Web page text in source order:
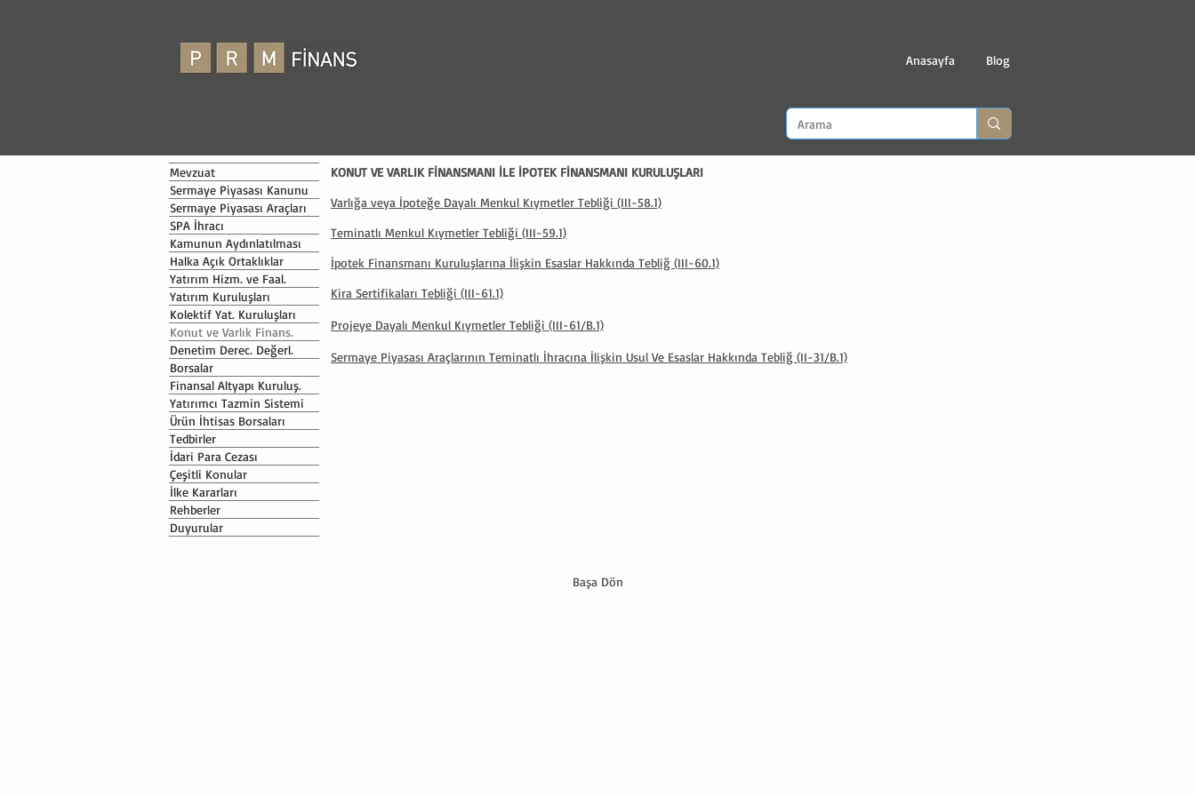
Anasayfa Blog
KONUT VE VARLIK FİNANSMANI İLE İPOTEK FİNANSMANI KURULUŞLARI
Varlığa veya İpoteğe Dayalı Menkul Kıymetler Tebliği (III-58.1)
Teminatlı Menkul Kıymetler Tebliği (III-59.1)
İpotek Finansmanı Kuruluşlarına İlişkin Esaslar Hakkında Tebliğ (III-60.1)
Kira Sertifikaları Tebliği (III-61.1)
Projeye Dayalı Menkul Kıymetler Tebliği (III-61/B.1)
Sermaye Piyasası Araçlarının Teminatlı İhracına İlişkin Usul Ve Esaslar Hakkında Tebliğ (II-31/B.1)
Mevzuat
Sermaye Piyasası Kanunu
Sermaye Piyasası Araçları
SPA İhracı
Kamunun Aydınlatılması
Halka Açık Ortaklıklar
Yatırım Hizm. ve Faal.
Yatırım Kuruluşları
Kolektif Yat. Kuruluşları
Konut ve Varlık Finans.
Denetim Derec. Değerl.
Borsalar
Finansal Altyapı Kuruluş.
Yatırımcı Tazmin Sistemi
Ürün İhtisas Borsaları
Tedbirler
İdari Para Cezası
Çeşitli Konular
İlke Kararları
Rehberler
Duyurular
Başa Dön